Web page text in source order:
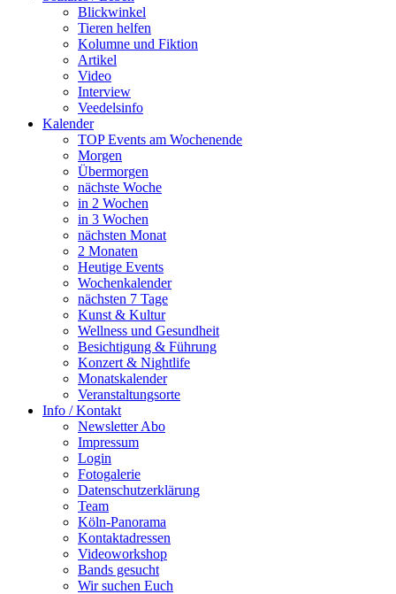
Blickwinkel
Tieren helfen
Kolumne und Fiktion
Artikel
Video
Interview
Veedelsinfo
Kalender
TOP Events am Wochenende
Morgen
Übermorgen
nächste Woche
in 2 Wochen
in 3 Wochen
nächsten Monat
2 Monaten
Heutige Events
Wochenkalender
nächsten 7 Tage
Kunst & Kultur
Wellness und Gesundheit
Besichtigung & Führung
Konzert & Nightlife
Monatskalender
Veranstaltungsorte
Info / Kontakt
Newsletter Abo
Impressum
Login
Fotogalerie
Datenschutzerklärung
Team
Köln-Panorama
Kontaktadressen
Videoworkshop
Bands gesucht
Wir suchen Euch